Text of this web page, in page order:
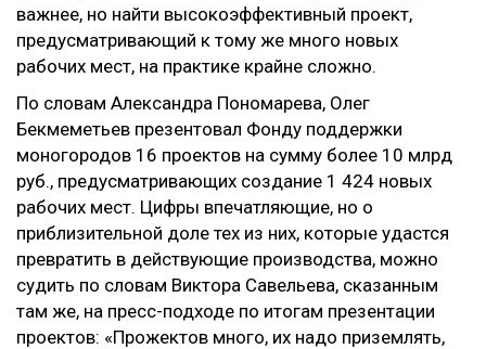
важнее, но найти высокоэффективный проект,
предусматривающий к тому же много новых
рабочих мест, на практике крайне сложно.
По словам Александра Пономарева, Олег
Бекмеметьев презентовал Фонду поддержки
моногородов 16 проектов на сумму более 10 млрд
руб., предусматривающих создание 1 424 новых
рабочих мест. Цифры впечатляющие, но о
приблизительной доле тех из них, которые удастся
превратить в действующие производства, можно
судить по словам Виктора Савельева, сказанным
там же, на пресс-подходе по итогам презентации
проектов: «Прожектов много, их надо приземлять,